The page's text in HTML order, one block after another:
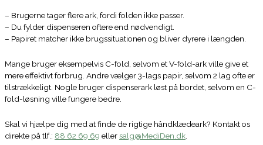
– Brugerne tager flere ark, fordi folden ikke passer.
– Du fylder dispenseren oftere end nødvendigt.
– Papiret matcher ikke brugssituationen og bliver dyrere i længden.
Mange bruger eksempelvis C-fold, selvom et V-fold-ark ville give et
mere effektivt forbrug. Andre vælger 3-lags papir, selvom 2 lag ofte er
tilstrækkeligt. Nogle bruger dispenserark løst på bordet, selvom en C-
fold-løsning ville fungere bedre.
Skal vi hjælpe dig med at finde de rigtige håndklædeark? Kontakt os
direkte på tlf.: 88 62 69 69 ellersalg@MediDen.dk.